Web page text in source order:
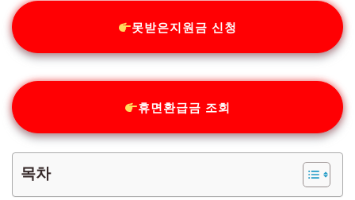
못받은지원금 신청
휴면환급금 조회
목차